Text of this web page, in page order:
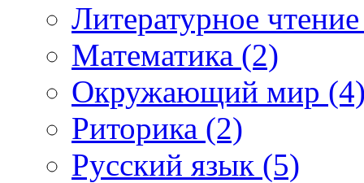
Литературное
Математика (2)
Окружающий мир
Риторика (2)
Русский язык (5)